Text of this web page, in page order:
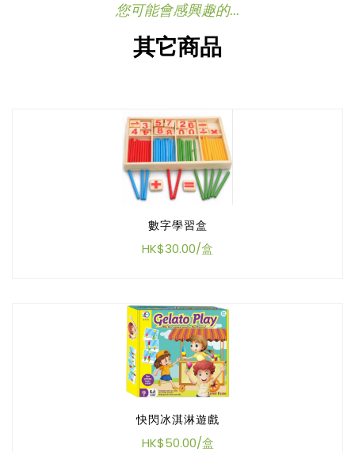
您可能會感興趣的...
其它商品
數字學習盒
HK$30.00/盒
快閃冰淇淋遊戲
HK$50.00/盒